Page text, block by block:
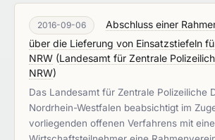
2016-09-06
Abschluss einer
über die Lieferung von Einsatzstiefeln
NRW (Landesamt für Zentrale
NRW)
Das Landesamt für Zentrale Polizeiliche
Nordrhein-Westfalen beabsichtigt im
vorliegenden offenen Verfahrens mit